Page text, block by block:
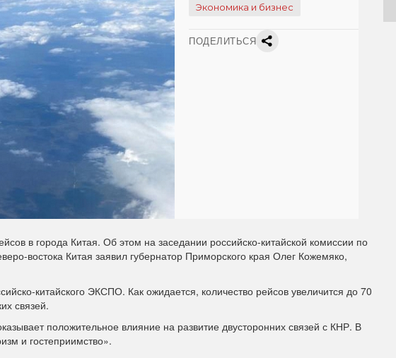
Экономика и бизнес
ПОДЕЛИТЬСЯ
в города Китая. Об этом на заседании российско-китайской комиссии по
востока Китая заявил губернатор Приморского края Олег Кожемяко,
китайского ЭКСПО. Как ожидается, количество рейсов увеличится до 70
связей.
положительное влияние на развитие двусторонних связей с КНР. В
и гостеприимство».